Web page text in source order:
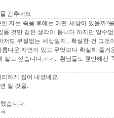
감추네요
저는 죽음 후에는 어떤 세상이 있을까?
을 것만 같은 생각이 듭니다 하지만 알수
저도 부질없는 세상일지.. 확실한 건 그것
다운 자연이 있고 무엇보다 확실히 즐거
살고 싶습니다.ㅎㅎ.. 횐님들도 웬만해선
하게 집어 내셨네요.
될 것을..
습니다.